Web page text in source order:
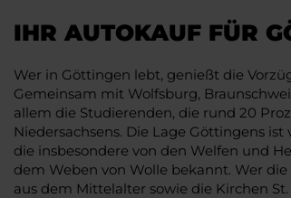
IHR AUTOKAUF FÜR
Wer in Göttingen lebt, genießt die
Gemeinsam mit Wolfsburg,
allem die Studierenden, die rund 20
Niedersachsens. Die Lage Göttingens
die insbesondere von den Welfen und
dem Weben von Wolle bekannt. Wer
aus dem Mittelalter sowie die Kirchen